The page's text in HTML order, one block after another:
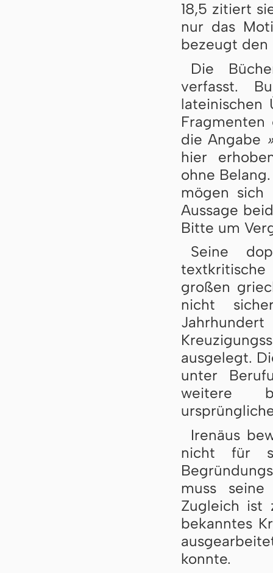
18,5 zitiert
nur das
bezeugt den
Die
verfasst.
lateinischen
die Angabe
hier
ohne
mögen sich
Aussage
Bitte um
Seine
großen
nicht
ausgelegt.
unter
weitere
Irenäus
nicht für
muss
Zugleich ist
bekanntes
konnte.